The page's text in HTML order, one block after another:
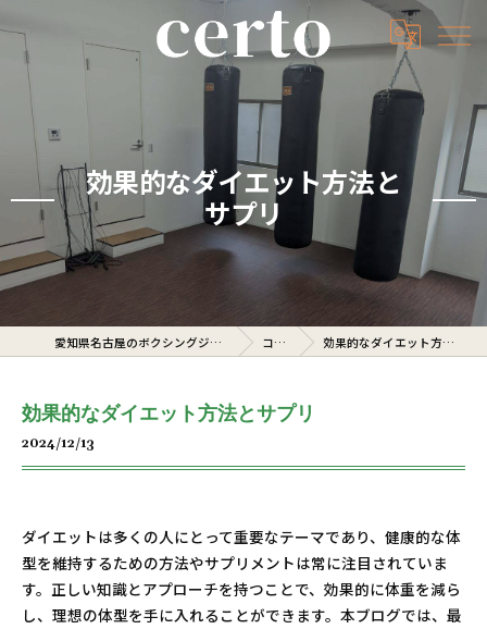
効果的なダイエット方法と
サプリ
愛知県名古屋のボクシングジムならcerto コラム 効果的なダイエット方法とサプリ
効果的なダイエット方法とサプリ
2024/12/13
ダイエットは多くの人にとって重要なテーマであり、健康的な体
型を維持するための方法やサプリメントは常に注目されていま
す。正しい知識とアプローチを持つことで、効果的に体重を減ら
し、理想の体型を手に入れることができます。本ブログでは、最